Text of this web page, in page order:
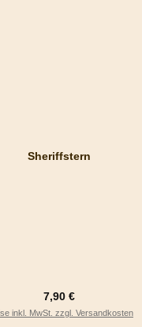
Sheriffstern
Regulärer Preis:
7,90 €
inkl. MwSt. zzgl. Versandkosten